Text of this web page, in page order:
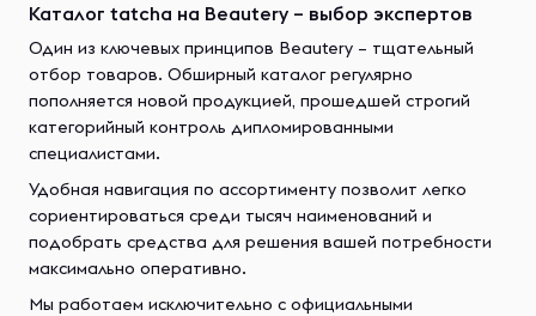
Каталог tatcha на Beautery – выбор экспертов
Один из ключевых принципов Beautery – тщательный
отбор товаров. Обширный каталог регулярно
пополняется новой продукцией, прошедшей строгий
категорийный контроль дипломированными
специалистами.
Удобная навигация по ассортименту позволит легко
сориентироваться среди тысяч наименований и
подобрать средства для решения вашей потребности
максимально оперативно.
Мы работаем исключительно с официальными